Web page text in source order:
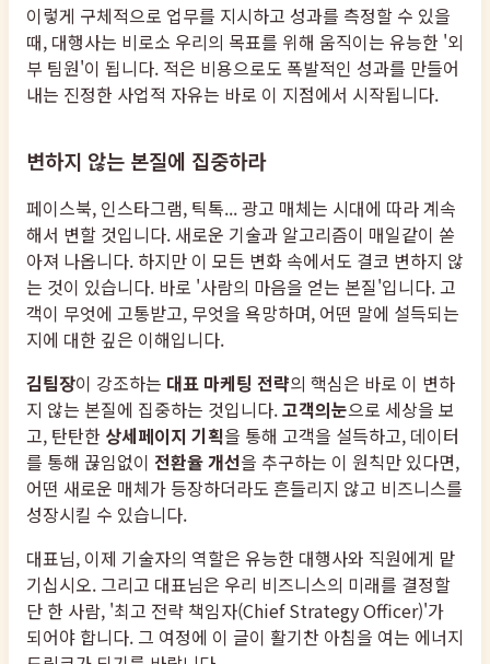
이렇게 구체적으로 업무를 지시하고 성과를 측정할 수 있을
때, 대행사는 비로소 우리의 목표를 위해 움직이는 유능한 '외
부 팀원'이 됩니다. 적은 비용으로도 폭발적인 성과를 만들어
내는 진정한 사업적 자유는 바로 이 지점에서 시작됩니다.
변하지 않는 본질에 집중하라
페이스북, 인스타그램, 틱톡... 광고 매체는 시대에 따라 계속
해서 변할 것입니다. 새로운 기술과 알고리즘이 매일같이 쏟
아져 나옵니다. 하지만 이 모든 변화 속에서도 결코 변하지 않
는 것이 있습니다. 바로 '사람의 마음을 얻는 본질'입니다. 고
객이 무엇에 고통받고, 무엇을 욕망하며, 어떤 말에 설득되는
지에 대한 깊은 이해입니다.
김팀장이 강조하는 대표 마케팅 전략의 핵심은 바로 이 변하
지 않는 본질에 집중하는 것입니다.고객의눈으로 세상을 보
고, 탄탄한 상세페이지 기획을 통해 고객을 설득하고, 데이터
를 통해 끊임없이 전환율 개선을 추구하는 이 원칙만 있다면,
어떤 새로운 매체가 등장하더라도 흔들리지 않고 비즈니스를
성장시킬 수 있습니다.
대표님, 이제 기술자의 역할은 유능한 대행사와 직원에게 맡
기십시오. 그리고 대표님은 우리 비즈니스의 미래를 결정할
단 한 사람, '최고 전략 책임자(Chief Strategy Officer)'가
되어야 합니다. 그 여정에 이 글이 활기찬 아침을 여는 에너지